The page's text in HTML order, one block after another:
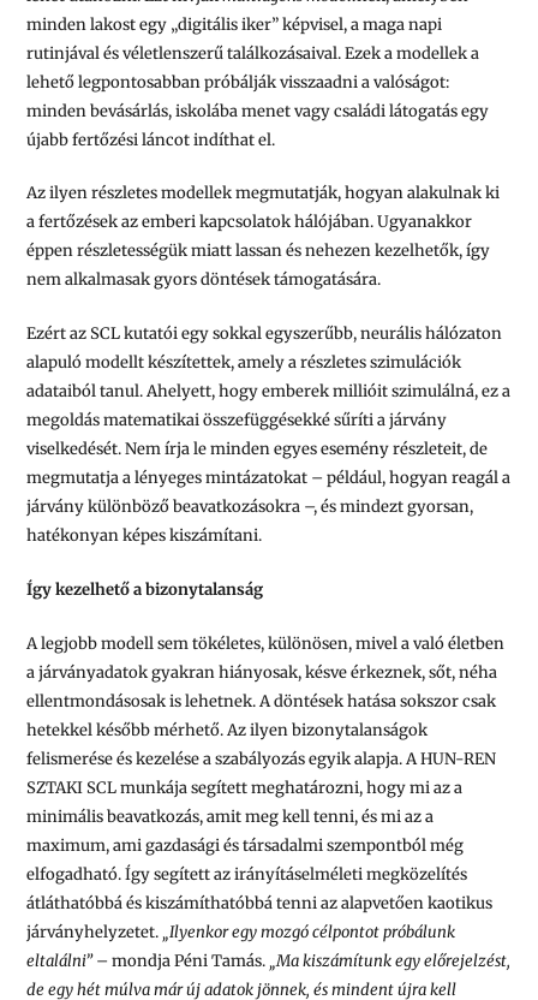
minden lakost egy „digitális iker” képvisel, a maga napi
rutinjával és véletlenszerű találkozásaival. Ezek a modellek a
lehető legpontosabban próbálják visszaadni a valóságot:
minden bevásárlás, iskolába menet vagy családi látogatás egy
újabb fertőzési láncot indíthat el.
Az ilyen részletes modellek megmutatják, hogyan alakulnak ki
a fertőzések az emberi kapcsolatok hálójában. Ugyanakkor
éppen részletességük miatt lassan és nehezen kezelhetők, így
nem alkalmasak gyors döntések támogatására.
Ezért az SCL kutatói egy sokkal egyszerűbb, neurális hálózaton
alapuló modellt készítettek, amely a részletes szimulációk
adataiból tanul. Ahelyett, hogy emberek millióit szimulálná, ez a
megoldás matematikai összefüggésekké sűríti a járvány
viselkedését. Nem írja le minden egyes esemény részleteit, de
megmutatja a lényeges mintázatokat – például, hogyan reagál a
járvány különböző beavatkozásokra –, és mindezt gyorsan,
hatékonyan képes kiszámítani.
Így kezelhető a bizonytalanság
A legjobb modell sem tökéletes, különösen, mivel a való életben
a járványadatok gyakran hiányosak, késve érkeznek, sőt, néha
ellentmondásosak is lehetnek. A döntések hatása sokszor csak
hetekkel később mérhető. Az ilyen bizonytalanságok
felismerése és kezelése a szabályozás egyik alapja. A HUN-REN
SZTAKI SCL munkája segített meghatározni, hogy mi az a
minimális beavatkozás, amit meg kell tenni, és mi az a
maximum, ami gazdasági és társadalmi szempontból még
elfogadható. Így segített az irányításelméleti megközelítés
átláthatóbbá és kiszámíthatóbbá tenni az alapvetően kaotikus
járványhelyzetet. „Ilyenkor egy mozgó célpontot próbálunk
eltalálni”– mondja Péni Tamás. „Ma kiszámítunk egy előrejelzést,
de egy hét múlva már új adatok jönnek, és mindent újra kell